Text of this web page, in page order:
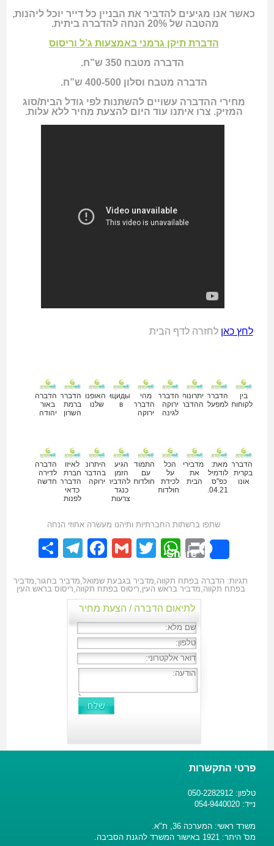
כאשר אנו מגיעים להדביר את הבניין כל דייר יוכל ליהנות,
מהטבה של 20% הנחה להדברה ביתית.
הדברת תיקן גרמני באמצעות ג’ל וריסוס
הדברה מטבח 350 ש”ח.
הדברה מטבח וסלון 400-500 ש”ח.
מחירי ההדברה עשויים להשתנות לפי גודל הבית/סוג
המזיק. צרו איתנו עוד היום להצעת מחיר ללא עלות.
לחץ כאן לחזרה לדף הבית
בין
לקוחותינו
הדברה
למפעלים
יתרונות
ההדברה
הדברה
ירוקה
לגינה
מהי
הדברה
ירוקה
Пестициды
в
האופנועים
שלנו
הדברה
ברמת
השרון
הדברה
באור
יהודה
הדברה
בקרית
אונו
מאת:
לודמילה
כפ"ס
18.04.21
מדבירים
את
הבית
הכל
על
לכידת
חולדות
התמודדות
עם
חולדות
הגיע
הזמן
להדביר
כנגד
צרעות
היתרונות
בהדברה
ירוקה
לאיזו
חברת
הדברה
כדאי
לפנות
הדברה
לדירה
חדשה
שתפו ברשתות החברתיות ותיהנו מעשרה אחוזי הנחה
Share
Print
WhatsApp
Twitter
Gmail
Facebook
תגיות: הדברה בפתח תקווה מדביר בגבעת שמואל, מדביר בחגור, מדביר
בפתח תקווה מדביר בראש העין ריסוס בפתח תקווה ריסוס בראש העין
לתיאום הדברה / הצעת מחיר
פרטי התקשרות
טלפון: 050-2282912
נייד: 054-9440020
משרד ראשי: המערכה 36, ת"א.
מס' היתר: 1921 באישור המשרד להגנת הסביבה.